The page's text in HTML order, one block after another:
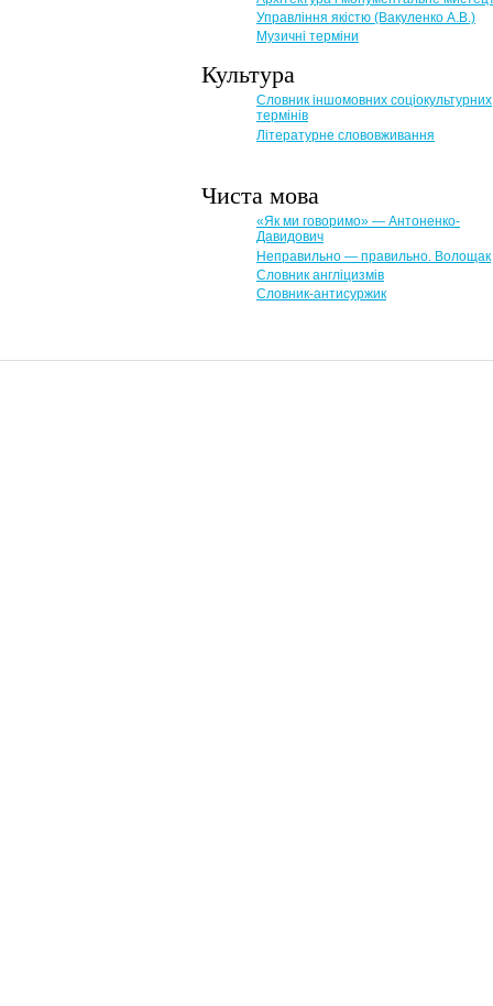
Управління якістю (Вакуленко А.В.)
Музичні терміни
Культура
Словник іншомовних соціокультурних
термінів
Літературне слововживання
Чиста мова
«Як ми говоримо» — Антоненко-
Давидович
Неправильно — правильно. Волощак
Словник англіцизмів
Словник-антисуржик